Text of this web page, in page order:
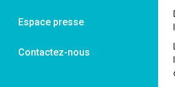
Espace presse
Contactez-nous